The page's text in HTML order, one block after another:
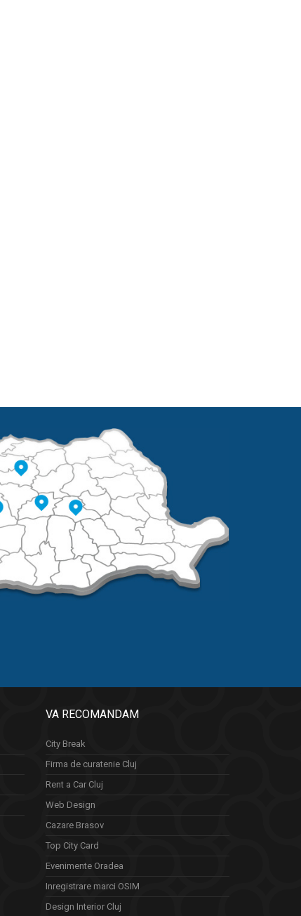
VA RECOMANDAM
City Break
Firma de curatenie Cluj
Rent a Car Cluj
Web Design
Cazare Brasov
Top City Card
Evenimente Oradea
Inregistrare marci OSIM
Design Interior Cluj